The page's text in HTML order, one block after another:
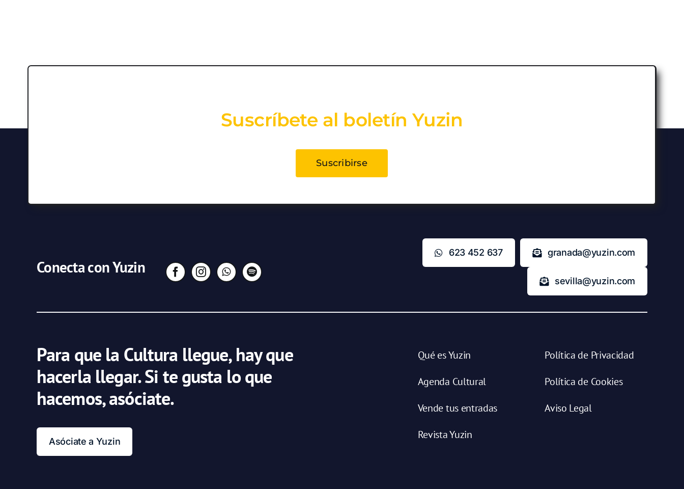
Suscríbete al boletín Yuzin
Suscribirse
Conecta con Yuzin
623 452 637 granada@yuzin.com
sevilla@yuzin.com
Para que la Cultura llegue, hay que
hacerla llegar. Si te gusta lo que
hacemos, asóciate.
Asóciate a Yuzin
Qué es Yuzin
Agenda Cultural
Vende tus entradas
Revista Yuzin
Política de Privacidad
Política de Cookies
Aviso Legal